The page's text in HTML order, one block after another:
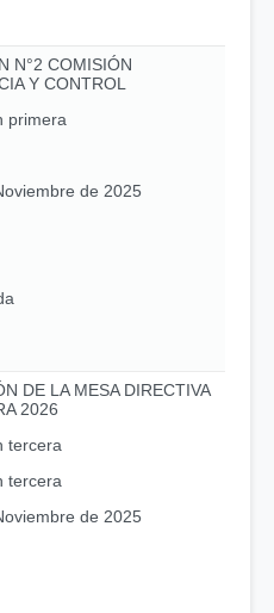
N°2 COMISIÓN
Y CONTROL
primera
de 2025
DE LA MESA DIRECTIVA
2026
tercera
tercera
de 2025